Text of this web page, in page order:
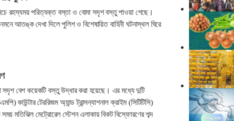
রহস্যময় পরিত্যক্ত বস্তা ও বোমা সদৃশ বস্তু পাওয়া গেছে।
আতঙ্ক দেখা দিলে পুলিশ ও বিশেষায়িত বাহিনী ঘটনাস্থল ঘিরে
সদৃশ বেশ কয়েকটি বস্তু উদ্ধার করা হয়েছে। এর মধ্যে দুটি
কাউন্টার টেররিজম অ্যান্ড ট্রান্সন্যাশনাল ক্রাইম (সিটিটিসি)
মতিঝিল মেট্রোরেল স্টেশন এলাকায় বিকট বিস্ফোরণের শব্দ